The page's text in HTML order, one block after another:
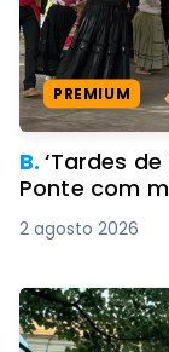
PREMIUM
B.‘Tardes
Ponte com
2 agosto 2026